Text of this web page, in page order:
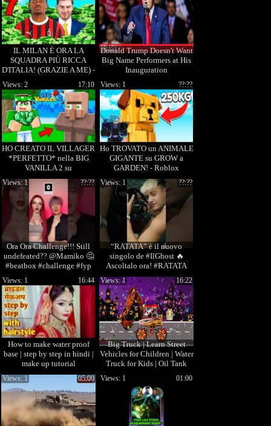
IL MILAN È ORA LA
SQUADRA PIÙ RICCA
D'ITALIA! (GRAZIE A ME) -
FC 25 CARRIERA
ALLENATORE GM #7
Donald Trump Doesn't Want
Big Name Performers at His
Inauguration
HO CREATO IL VILLAGER
*PERFETTO* nella BIG
VANILLA 2 su
MINECRAFT!
17:10
Views: 2
Ho TROVATO un ANIMALE
GIGANTE su GROW a
GARDEN! - Roblox
??:??
Views: 1
Ora Ora Challenge!!! Still
undefeated?? @Mamiko 🤔
#beatbox #challenge #fyp
??:??
Views: 1
“RATATA” è il nuovo
singolo de #IlGhost 🔥
Ascoltalo ora! #RATATA
#shorts
??:??
Views: 1
How to make water proof
base | step by step in hindi |
make up tutorial
16:44
Views: 1
Big Truck | Learn Street
Vehicles for Children | Water
Truck for Kids | Oil Tank
Fuel | BinBin Tv
16:22
Views: 1
05:00
Views: 1 01:00
Views: 1